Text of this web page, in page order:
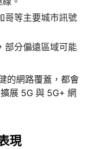
哥等主要城市訊號
部分偏遠區域可能
的網路覆蓋，都會
展 5G 與 5G+ 網
現